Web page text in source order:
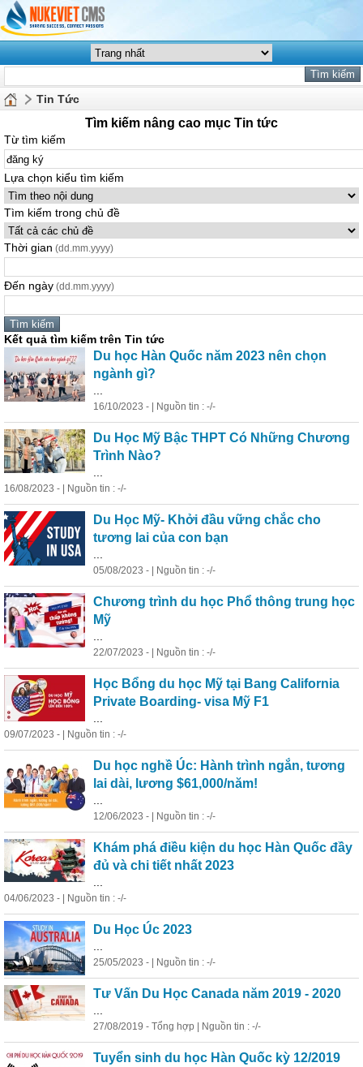
Tin Tức
Tìm kiếm nâng cao mục Tin tức
Từ tìm kiếm
Lựa chọn kiểu tìm kiếm
Tìm kiếm trong chủ đề
Thời gian (dd.mm.yyyy)
Đến ngày (dd.mm.yyyy)
Kết quả tìm kiếm trên Tin tức
Du học Hàn Quốc năm 2023 nên chọn
ngành gì?
16/10/2023 - | Nguồn tin : -/-
Du Học Mỹ Bậc THPT Có Những Chương
Trình Nào?
16/08/2023 - | Nguồn tin : -/-
Du Học Mỹ- Khởi đầu vững chắc cho
tương lai của con bạn
05/08/2023 - | Nguồn tin : -/-
Chương trình du học Phổ thông trung học
Mỹ
22/07/2023 - | Nguồn tin : -/-
Học Bổng du học Mỹ tại Bang California
Private Boarding- visa Mỹ F1
09/07/2023 - | Nguồn tin : -/-
Du học nghề Úc: Hành trình ngắn, tương
lai dài, lương $61,000/năm!
12/06/2023 - | Nguồn tin : -/-
Khám phá điều kiện du học Hàn Quốc đầy
đủ và chi tiết nhất 2023
04/06/2023 - | Nguồn tin : -/-
Du Học Úc 2023
25/05/2023 - | Nguồn tin : -/-
Tư Vấn Du Học Canada năm 2019 - 2020
27/08/2019 - Tổng hợp | Nguồn tin : -/-
Tuyển sinh du học Hàn Quốc kỳ 12/2019